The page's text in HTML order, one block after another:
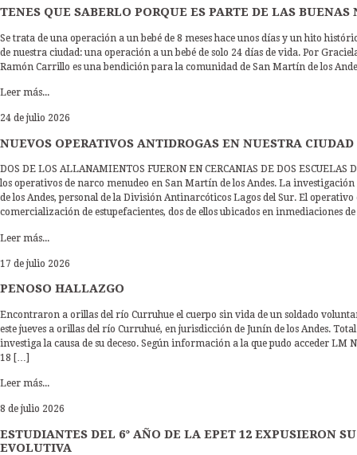
TENES QUE SABERLO PORQUE ES PARTE DE LAS BUENAS
Se trata de una operación a un bebé de 8 meses hace unos días y un hito
de nuestra ciudad: una operación a un bebé de solo 24 días de vida. Por
Ramón Carrillo es una bendición para la comunidad de San Martín de los
Leer más...
24 de julio 2026
NUEVOS OPERATIVOS ANTIDROGAS EN NUESTRA CIUDAD
DOS DE LOS ALLANAMIENTOS FUERON EN CERCANIAS DE DOS
los operativos de narco menudeo en San Martín de los Andes. La
de los Andes, personal de la División Antinarcóticos Lagos del Sur. El
comercialización de estupefacientes, dos de ellos ubicados en inmediaciones
Leer más...
17 de julio 2026
PENOSO HALLAZGO
Encontraron a orillas del río Curruhue el cuerpo sin vida de un soldado
este jueves a orillas del río Curruhué, en jurisdicción de Junín de los Andes.
investiga la causa de su deceso. Según información a la que pudo acceder LM
18 […]
Leer más...
8 de julio 2026
ESTUDIANTES DEL 6° AÑO DE LA EPET 12 EXPUSIERON
EVOLUTIVA